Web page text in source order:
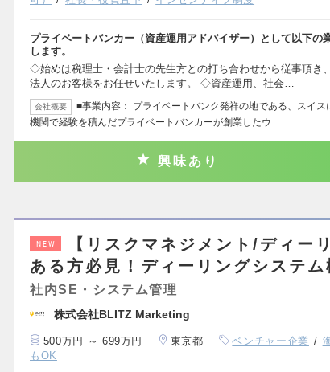
プライベートバンカー（資産運用アドバイザー）として以下の
します。
◇始めは税理士・会計士の先生方との打ち合わせから従事頂き
法人のお客様をお任せいたします。 ◇資産運用、社会…
会社概要
■事業内容： プライベートバンク発祥の地である、スイス
機関で経験を積んだプライベートバンカーが創業したウ…
興味あり
NEW
【リスクマネジメント/ディー
ある方必見！ディーリングシステ
社内SE・システム管理
株式会社BLITZ Marketing
500万円 ～ 699万円 東京都 ベンチャー企業
もOK